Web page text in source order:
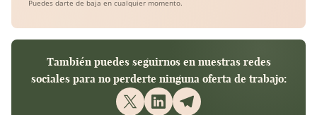
Puedes darte de baja en cualquier momento.
También puedes seguirnos en nuestras redes
sociales para no perderte ninguna oferta de trabajo: